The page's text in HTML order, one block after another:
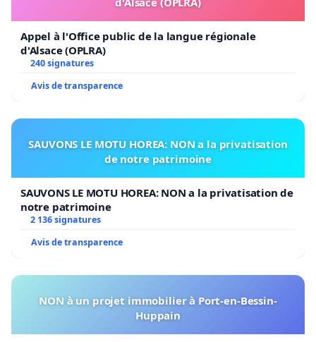
Appel à l'Office public de la langue régionale
d'Alsace (OPLRA)
240 signatures
Avis de transparence
SAUVONS LE MOTU HOREA: NON a la privatisation
de notre patrimoine
SAUVONS LE MOTU HOREA: NON a la privatisation de
notre patrimoine
2 136 signatures
Avis de transparence
NON à un projet immobilier à Port-en-Bessin-
Huppain